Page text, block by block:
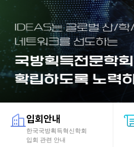
입회안내
한국국방획득혁신학회
입회 관련 안내